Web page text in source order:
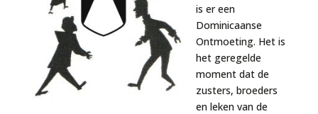
is er een
Dominicaanse
Ontmoeting. Het is
het geregelde
moment dat de
zusters, broeders
en leken van de